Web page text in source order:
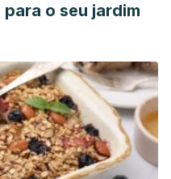
o seu jardim